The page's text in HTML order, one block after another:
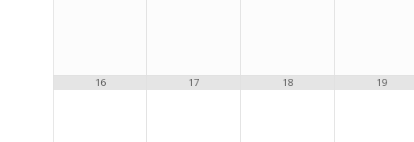
16 17 18 19